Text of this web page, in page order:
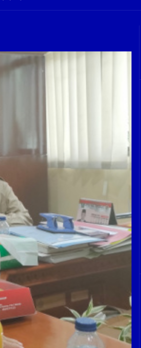
Dekat
Kali Panggil Pansel Dan Minta Ada Pakta